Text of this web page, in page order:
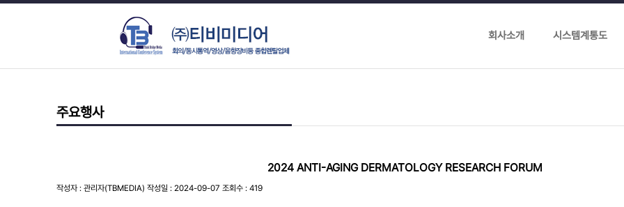
회사소개 시스템계통도
주요행사
2024 ANTI-AGING DERMATOLOGY RESEARCH FORUM
작성자 : 관리자(TBMEDIA) 작성일 : 2024-09-07 조회수 : 419